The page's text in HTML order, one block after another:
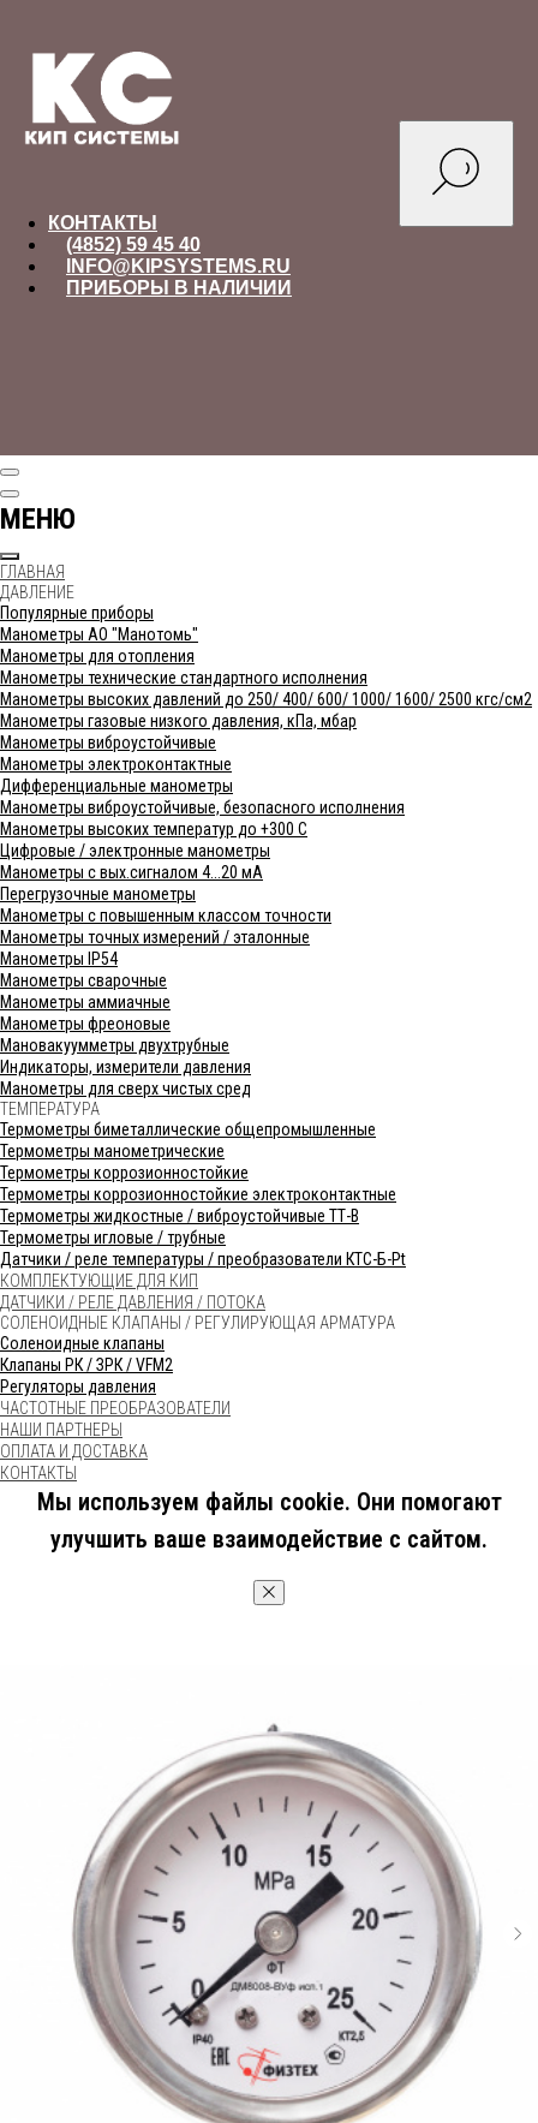
КОНТАКТЫ
(4852) 59 45 40
INFO@KIPSYSTEMS.RU
ПРИБОРЫ В НАЛИЧИИ
МЕНЮ
ГЛАВНАЯ
ДАВЛЕНИЕ
Популярные приборы
Манометры АО "Манотомь"
Манометры для отопления
Манометры технические стандартного исполнения
Манометры высоких давлений до 250/ 400/ 600/ 1000/ 1600/ 2500 кгс/см2
Манометры газовые низкого давления, кПа, мбар
Манометры виброустойчивые
Манометры электроконтактные
Дифференциальные манометры
Манометры виброустойчивые, безопасного исполнения
Манометры высоких температур до +300 С
Цифровые / электронные манометры
Манометры с вых.сигналом 4...20 мА
Перегрузочные манометры
Манометры с повышенным классом точности
Манометры точных измерений / эталонные
Манометры IP54
Манометры сварочные
Манометры аммиачные
Манометры фреоновые
Мановакуумметры двухтрубные
Индикаторы, измерители давления
Манометры для сверх чистых сред
ТЕМПЕРАТУРА
Термометры биметаллические общепромышленные
Термометры манометрические
Термометры коррозионностойкие
Термометры коррозионностойкие электроконтактные
Термометры жидкостные / виброустойчивые ТТ-В
Термометры игловые / трубные
Датчики / реле температуры / преобразователи КТС-Б-Pt
КОМПЛЕКТУЮЩИЕ ДЛЯ КИП
ДАТЧИКИ / РЕЛЕ ДАВЛЕНИЯ / ПОТОКА
СОЛЕНОИДНЫЕ КЛАПАНЫ / РЕГУЛИРУЮЩАЯ АРМАТУРА
Соленоидные клапаны
Клапаны РК / ЗРК / VFM2
Регуляторы давления
ЧАСТОТНЫЕ ПРЕОБРАЗОВАТЕЛИ
НАШИ ПАРТНЕРЫ
ОПЛАТА И ДОСТАВКА
КОНТАКТЫ
Мы используем файлы cookie. Они помогают
улучшить ваше взаимодействие с сайтом.